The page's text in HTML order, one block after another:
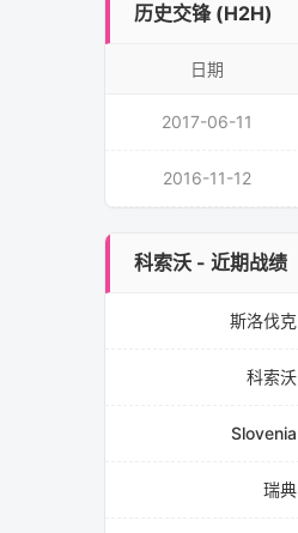
历史交锋 (H2H)
日期
2017-06-11
2016-11-12
科索沃 - 近期战绩
斯洛伐克
科索沃
Slovenia
瑞典